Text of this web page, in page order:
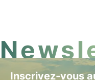
Inscrivez-vous